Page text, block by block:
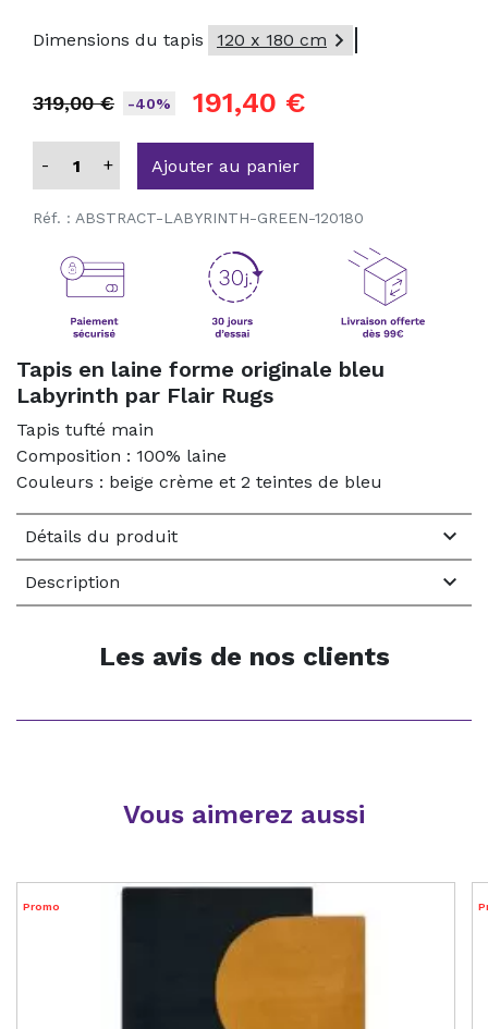
Dimensions du tapis 120 x 180 cm 
319,00 € -40% 191,40 €
- + Ajouter au panier
Réf. : ABSTRACT-LABYRINTH-GREEN-120180
Tapis en laine forme originale bleu
Labyrinth par Flair Rugs
Tapis tufté main
Composition : 100% laine
Couleurs : beige crème et 2 teintes de bleu
Détails du produit 
Description 
Les avis de nos clients
Vous aimerez aussi
Promo